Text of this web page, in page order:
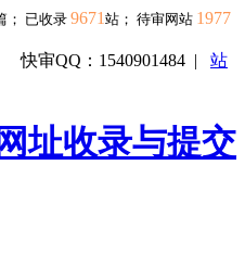
； 已收录9671 站； 待审网站 1977
快审QQ：1540901484 | 站
址收录与提交